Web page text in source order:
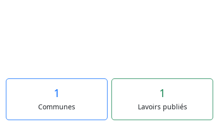
1
Communes
1
Lavoirs publiés